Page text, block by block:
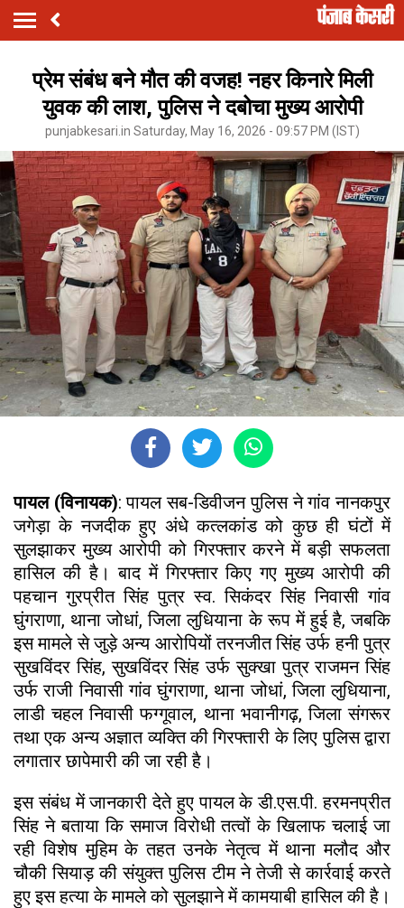
प्रेम संबंध बने मौत की वजह! नहर किनारे मिली
युवक की लाश, पुलिस ने दबोचा मुख्य आरोपी
punjabkesari.in Saturday, May 16, 2026 - 09:57 PM (IST)
पायल (विनायक): पायल सब-डिवीजन पुलिस ने गांव नानकपुर
जगेड़ा के नजदीक हुए अंधे कत्लकांड को कुछ ही घंटों में
सुलझाकर मुख्य आरोपी को गिरफ्तार करने में बड़ी सफलता
हासिल की है। बाद में गिरफ्तार किए गए मुख्य आरोपी की
पहचान गुरप्रीत सिंह पुत्र स्व. सिकंदर सिंह निवासी गांव
घुंगराणा, थाना जोधां, जिला लुधियाना के रूप में हुई है, जबकि
इस मामले से जुड़े अन्य आरोपियों तरनजीत सिंह उर्फ हनी पुत्र
सुखविंदर सिंह, सुखविंदर सिंह उर्फ सुक्खा पुत्र राजमन सिंह
उर्फ राजी निवासी गांव घुंगराणा, थाना जोधां, जिला लुधियाना,
लाडी चहल निवासी फग्गूवाल, थाना भवानीगढ़, जिला संगरूर
तथा एक अन्य अज्ञात व्यक्ति की गिरफ्तारी के लिए पुलिस द्वारा
लगातार छापेमारी की जा रही है।
इस संबंध में जानकारी देते हुए पायल के डी.एस.पी. हरमनप्रीत
सिंह ने बताया कि समाज विरोधी तत्वों के खिलाफ चलाई जा
रही विशेष मुहिम के तहत उनके नेतृत्व में थाना मलौद और
चौकी सियाड़ की संयुक्त पुलिस टीम ने तेजी से कार्रवाई करते
हुए इस हत्या के मामले को सुलझाने में कामयाबी हासिल की है।